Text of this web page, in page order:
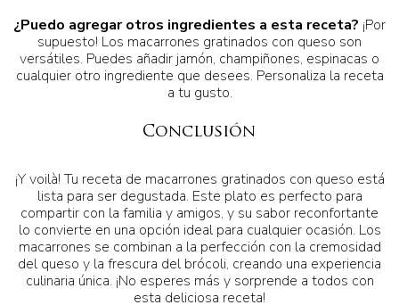
¿Puedo agregar otros ingredientes a esta receta? ¡Por
supuesto! Los macarrones gratinados con queso son
versátiles. Puedes añadir jamón, champiñones, espinacas o
cualquier otro ingrediente que desees. Personaliza la receta
a tu gusto.
Conclusión
¡Y voilà! Tu receta de macarrones gratinados con queso está
lista para ser degustada. Este plato es perfecto para
compartir con la familia y amigos, y su sabor reconfortante
lo convierte en una opción ideal para cualquier ocasión. Los
macarrones se combinan a la perfección con la cremosidad
del queso y la frescura del brócoli, creando una experiencia
culinaria única. ¡No esperes más y sorprende a todos con
esta deliciosa receta!